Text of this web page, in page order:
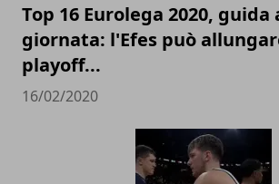
Top 16 Eurolega 2020, guida
giornata: l'Efes può
playoff...
16/02/2020